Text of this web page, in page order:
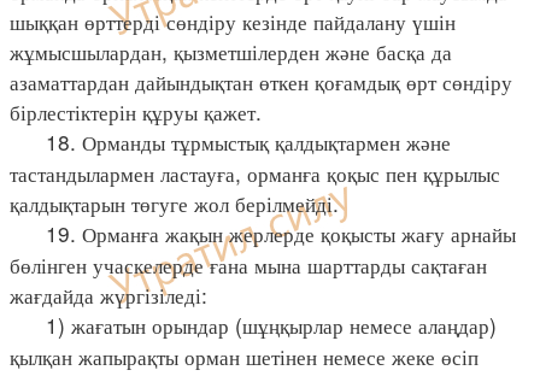
шыққан өрттерді сөндіру кезінде пайдалану үшін
жұмысшылардан, қызметшілерден және басқа да
азаматтардан дайындықтан өткен қоғамдық өрт сөндіру
бірлестіктерін құруы қажет.
18. Орманды тұрмыстық қалдықтармен және
тастандылармен ластауға, орманға қоқыс пен құрылыс
қалдықтарын төгуге жол берілмейді.
19. Орманға жақын жерлерде қоқысты жағу арнайы
бөлінген учаскелерде ғана мына шарттарды сақтаған
жағдайда жүргізіледі:
1) жағатын орындар (шұңқырлар немесе алаңдар)
қылқан жапырақты орман шетінен немесе жеке өсіп